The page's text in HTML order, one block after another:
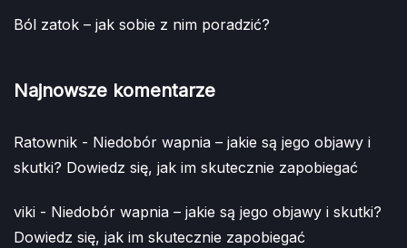
Ból zatok – jak sobie z nim poradzić?
Najnowsze komentarze
Ratownik - Niedobór wapnia – jakie są jego objawy i
skutki? Dowiedz się, jak im skutecznie zapobiegać
viki - Niedobór wapnia – jakie są jego objawy i skutki?
Dowiedz się, jak im skutecznie zapobiegać